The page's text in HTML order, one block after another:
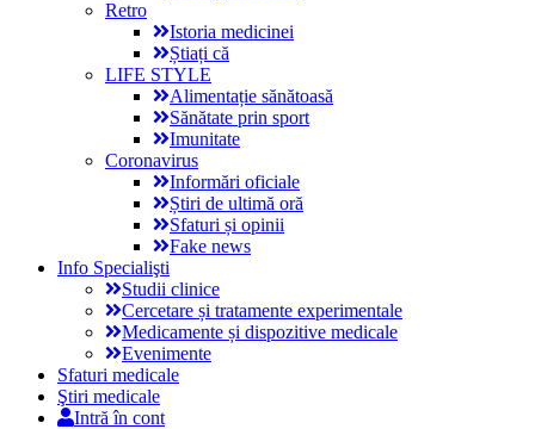
Retro
Istoria medicinei
Știați că
LIFE STYLE
Alimentație sănătoasă
Sănătate prin sport
Imunitate
Coronavirus
Informări oficiale
Știri de ultimă oră
Sfaturi și opinii
Fake news
Info Specialişti
Studii clinice
Cercetare și tratamente experimentale
Medicamente și dispozitive medicale
Evenimente
Sfaturi medicale
Ştiri medicale
Intră în cont